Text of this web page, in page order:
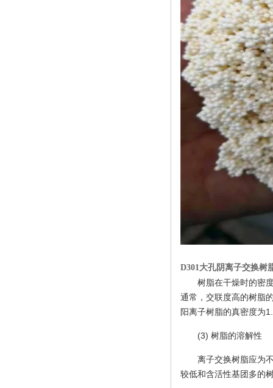
D301大孔阴离子交换树
树脂在干燥时的密
通常，交联度高的树脂
阳离子树脂的真密度为
(3) 树脂的溶解性
离子交换树脂应为
较低和含活性基团多的